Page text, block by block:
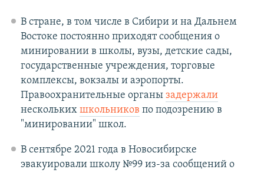
В стране, в том числе в Сибири и на Дальнем
Востоке постоянно приходят сообщения о
минировании в школы, вузы, детские сады,
государственные учреждения, торговые
комплексы, вокзалы и аэропорты.
Правоохранительные органы задержали
нескольких школьников по подозрению в
"минировании" школ.
В сентябре 2021 года в Новосибирске
эвакуировали школу №99 из-за сообщений о